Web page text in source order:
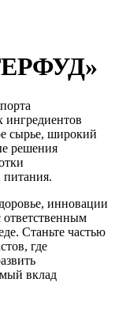
ингредиентов
сырье, широкий
решения
питания.
инновации
ответственным
Станьте частью
где
вклад